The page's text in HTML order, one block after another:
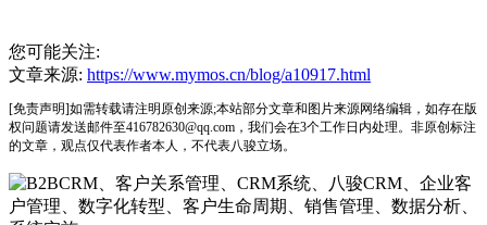
您可能关注:
文章来源: https://www.mymos.cn/blog/a10917.html
[免责声明]如需转载请注明原创来源;本站部分文章和图片来源网络编辑，如存在版
权问题请发送邮件至416782630@qq.com，我们会在3个工作日内处理。非原创标注
的文章，观点仅代表作者本人，不代表八骏立场。